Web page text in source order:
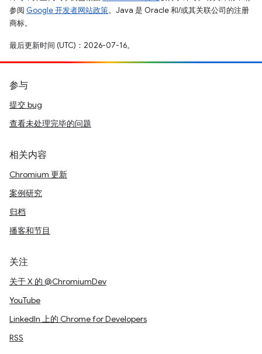
参阅 Google 开发者网站政策。Java 是 Oracle 和/或其关联公司的注册
商标。
最后更新时间 (UTC)：2026-07-16。
参与
提交 bug
查看未处理完毕的问题
相关内容
Chromium 更新
案例研究
归档
播客和节目
关注
关于 X 的 @ChromiumDev
YouTube
LinkedIn 上的 Chrome for Developers
RSS